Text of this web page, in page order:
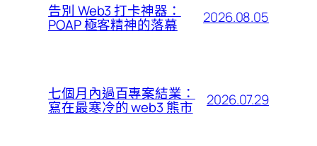
告別 Web3 打卡神器：
POAP 極客精神的落幕 2026.08.05
七個月內過百專案結業：
寫在最寒冷的 web3 熊市 2026.07.29